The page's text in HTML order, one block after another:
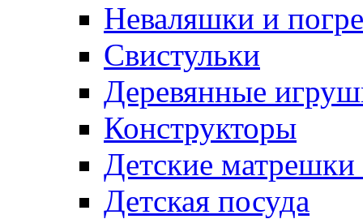
Неваляшки и
Свистульки
Деревянные
Конструкторы
Детские
Детская посуда